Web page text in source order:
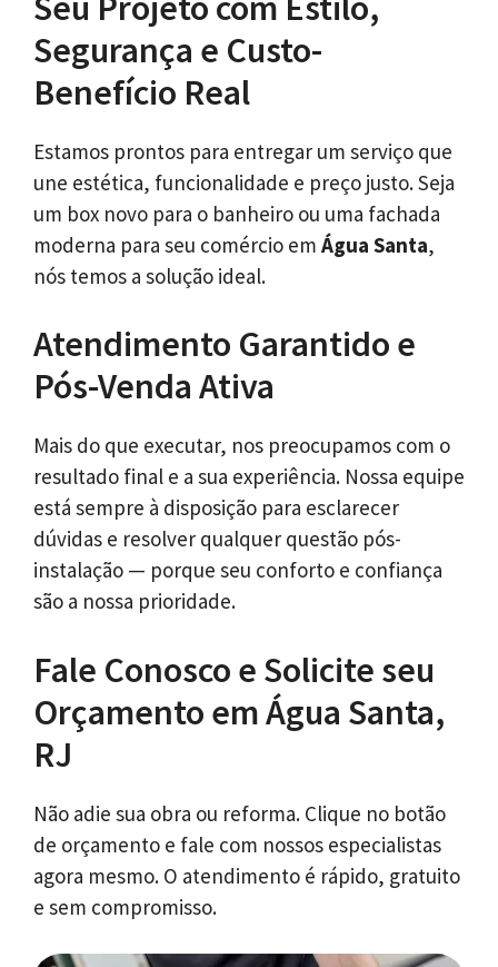
Segurança e Custo-
Benefício Real
Estamos prontos para entregar um serviço que
une estética, funcionalidade e preço justo. Seja
um box novo para o banheiro ou uma fachada
moderna para seu comércio em Água Santa,
nós temos a solução ideal.
Atendimento Garantido e
Pós-Venda Ativa
Mais do que executar, nos preocupamos com o
resultado final e a sua experiência. Nossa equipe
está sempre à disposição para esclarecer
dúvidas e resolver qualquer questão pós-
instalação — porque seu conforto e confiança
são a nossa prioridade.
Fale Conosco e Solicite seu
Orçamento em Água Santa,
RJ
Não adie sua obra ou reforma. Clique no botão
de orçamento e fale com nossos especialistas
agora mesmo. O atendimento é rápido, gratuito
e sem compromisso.